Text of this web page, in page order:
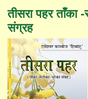
तीसरा पहर ताँका
संग्रह